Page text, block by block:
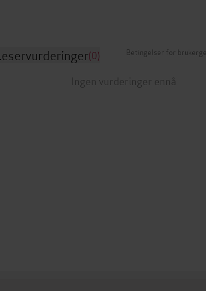
(0) Betingelser for
Ingen vurderinger ennå